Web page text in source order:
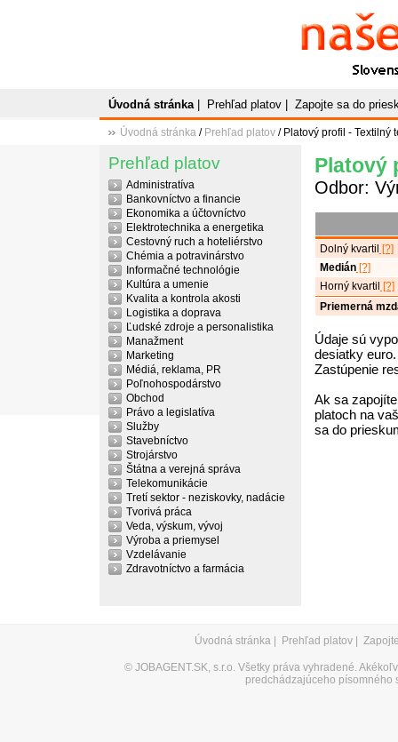
Naše
Slovenský
Úvodná stránka| Prehľad platov Zapojte sa do
Úvodná stránka / Prehľad platov / Platový profil - Textilný
Prehľad platov
Administratíva
Bankovníctvo a financie
Ekonomika a účtovníctvo
Elektrotechnika a energetika
Cestovný ruch a hoteliérstvo
Chémia a potravinárstvo
Informačné technológie
Kultúra a umenie
Kvalita a kontrola akosti
Logistika a doprava
Ľudské zdroje a personalistika
Manažment
Marketing
Médiá, reklama, PR
Poľnohospodárstvo
Obchod
Právo a legislatíva
Služby
Stavebníctvo
Strojárstvo
Štátna a verejná správa
Telekomunikácie
Tretí sektor - neziskovky, nadácie
Tvorivá práca
Veda, výskum, vývoj
Výroba a priemysel
Vzdelávanie
Zdravotníctvo a farmácia
Platový
Odbor:
Dolný kvartil
[?]
Medián[?]
Horný kvartil
[?]
Priemerná
Údaje sú
desiatky euro.
Zastúpenie
Ak sa
platoch na
sa do
Úvodná stránka Prehľad platov
© JOBAGENT.SK, s.r.o. Všetky práva vyhradené.
predchádzajúceho písomného